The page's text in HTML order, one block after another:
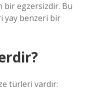
bir egzersizdir. Bu
yay benzeri bir
türleri vardır: